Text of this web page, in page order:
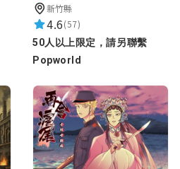
新竹縣
4.6(57)
50人以上限定，請另聯繫
Popworld